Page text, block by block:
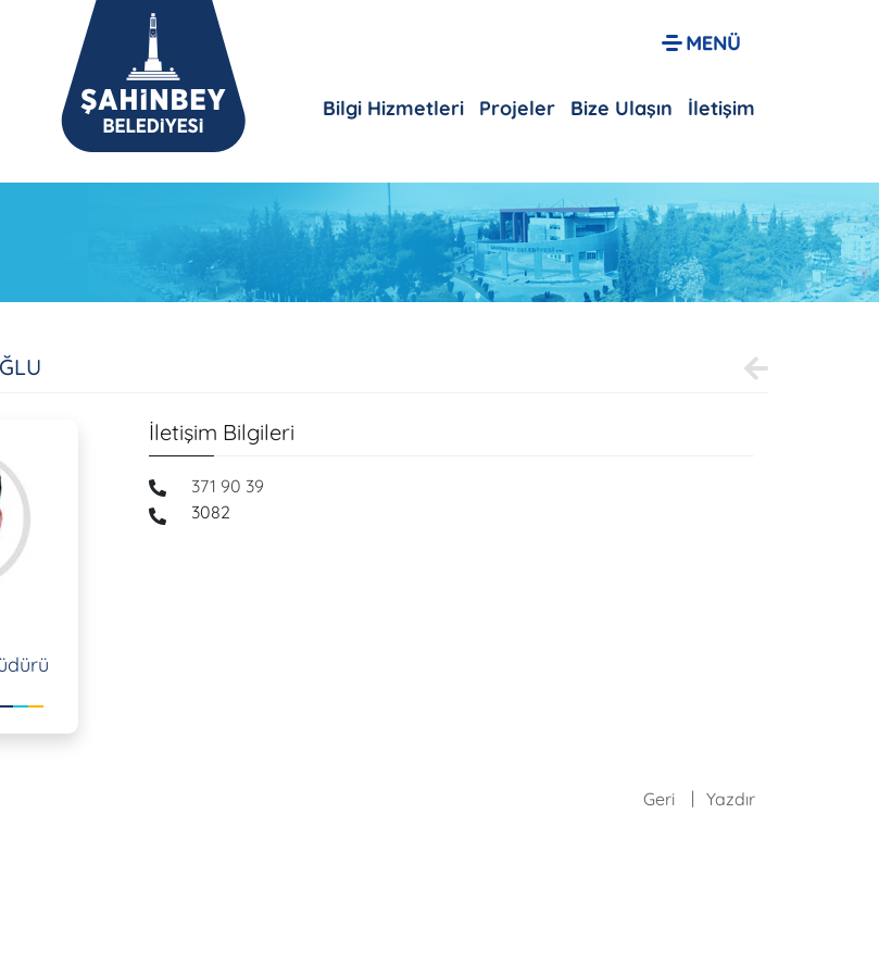
Bilgi Hizmetleri Projeler Bize Ulaşın İletişim
İletişim Bilgileri
371 90 39
3082
Geri Yazdır